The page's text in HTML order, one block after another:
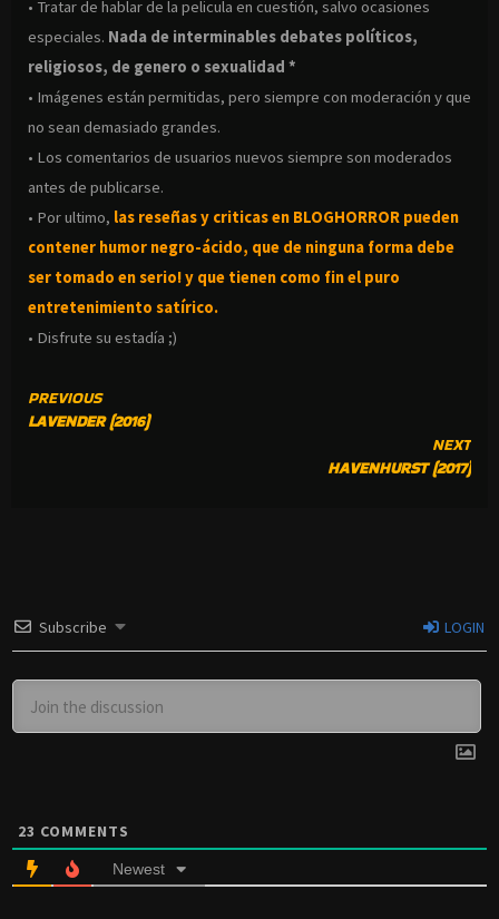
• Tratar de hablar de la pelicula en cuestión, salvo ocasiones
especiales. Nada de interminables debates políticos,
religiosos, de genero o sexualidad *
• Imágenes están permitidas, pero siempre con moderación y que
no sean demasiado grandes.
• Los comentarios de usuarios nuevos siempre son moderados
antes de publicarse.
• Por ultimo, las reseñas y criticas en BLOGHORROR pueden
contener humor negro-ácido, que de ninguna forma debe
ser tomado en serio! y que tienen como fin el puro
entretenimiento satírico.
• Disfrute su estadía ;)
CONTINUE
READING
PREVIOUS
LAVENDER (2016)
NEXT
HAVENHURST (2017)
Subscribe LOGIN
23 COMMENTS
Newest